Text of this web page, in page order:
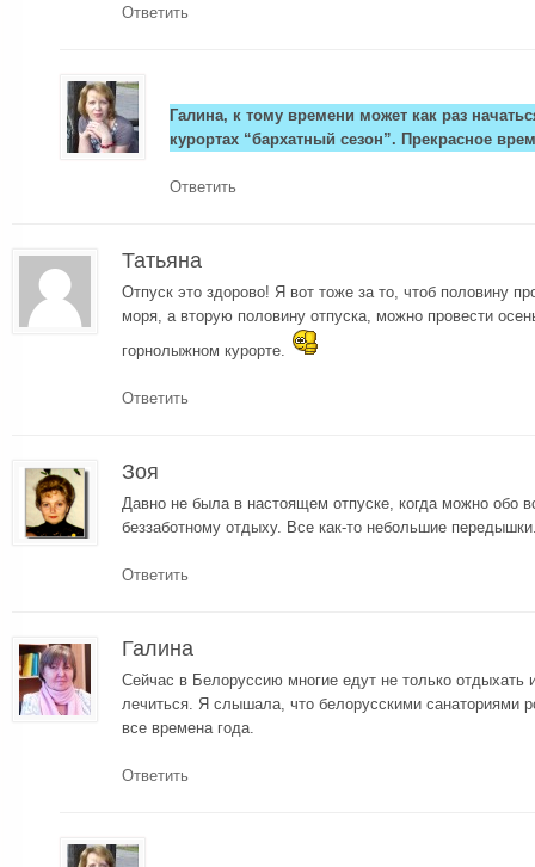
Ответить
Галина, к тому времени может как раз
курортах “бархатный сезон”. Прекрасное
Ответить
Татьяна
Отпуск это здорово! Я вот тоже за то, чтоб половину
моря, а вторую половину отпуска, можно провести
горнолыжном курорте.
Ответить
Зоя
Давно не была в настоящем отпуске, когда можно обо
беззаботному отдыху. Все как-то небольшие
Ответить
Галина
Сейчас в Белоруссию многие едут не только отдыхать
лечиться. Я слышала, что белорусскими санаториями
все времена года.
Ответить